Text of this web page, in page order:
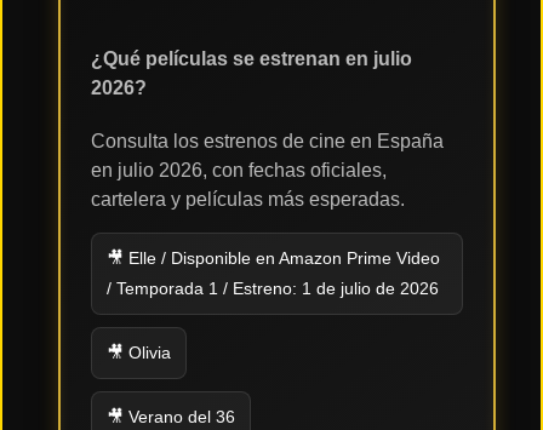
¿Qué películas se estrenan en julio
2026?
Consulta los estrenos de cine en España
en julio 2026, con fechas oficiales,
cartelera y películas más esperadas.
🎥 Elle / Disponible en Amazon Prime Video
/ Temporada 1 / Estreno: 1 de julio de 2026
🎥 Olivia
🎥 Verano del 36